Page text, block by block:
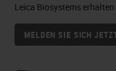
Leica Biosystems erhalten
MELDEN SIE SICH